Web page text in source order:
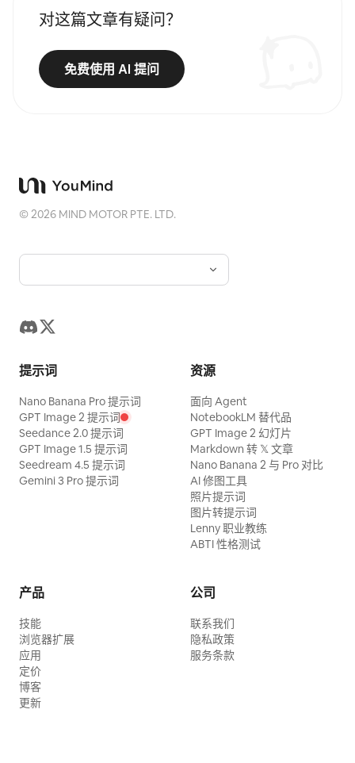
对这篇文章有疑问？
免费使用 AI 提问
©2026 MIND MOTOR PTE. LTD.
提示词
Nano Banana Pro 提示词
GPT Image 2 提示词
Seedance 2.0 提示词
GPT Image 1.5 提示词
Seedream 4.5 提示词
Gemini 3 Pro 提示词
资源
面向 Agent
NotebookLM 替代品
GPT Image 2 幻灯片
Markdown 转 𝕏 文章
Nano Banana 2 与 Pro 对比
AI 修图工具
照片提示词
图片转提示词
Lenny 职业教练
ABTI 性格测试
产品
技能
浏览器扩展
应用
定价
博客
更新
公司
联系我们
隐私政策
服务条款